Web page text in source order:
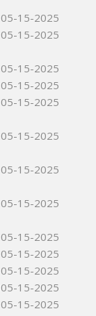
05-15-2025
05-15-2025
05-15-2025
05-15-2025
05-15-2025
05-15-2025
05-15-2025
05-15-2025
05-15-2025
05-15-2025
05-15-2025
05-15-2025
05-15-2025